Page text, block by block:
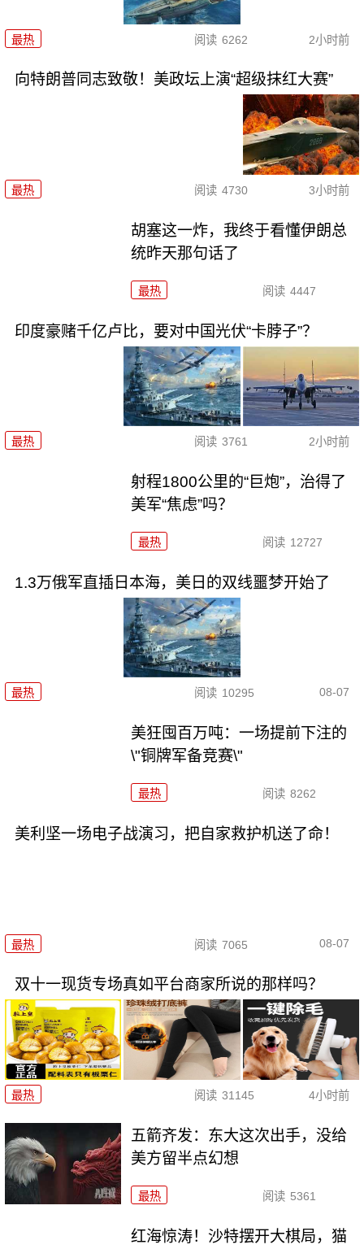
最热 阅读 6262 2小时前
向特朗普同志致敬！美政坛上演“超级抹红大赛”
最热 阅读 4730 3小时前
胡塞这一炸，我终于看懂伊朗总
统昨天那句话了
最热 阅读 4447
印度豪赌千亿卢比，要对中国光伏“卡脖子”？
最热 阅读 3761 2小时前
射程1800公里的“巨炮”，治得了
美军“焦虑”吗？
最热 阅读 12727
1.3万俄军直插日本海，美日的双线噩梦开始了
最热 阅读 10295 08-07
美狂囤百万吨：一场提前下注的
\"铜牌军备竞赛\"
最热 阅读 8262
美利坚一场电子战演习，把自家救护机送了命！
最热 阅读 7065 08-07
双十一现货专场真如平台商家所说的那样吗？
最热 阅读 31145 4小时前
五箭齐发：东大这次出手，没给
美方留半点幻想
最热 阅读 5361
红海惊涛！沙特摆开大棋局，猫